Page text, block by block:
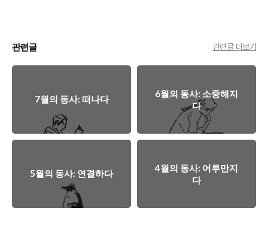
관련글 관련글 더보기
7월의 동사: 떠나다
6월의 동사: 소중해지
다
5월의 동사: 연결하다
4월의 동사: 어루만지
다